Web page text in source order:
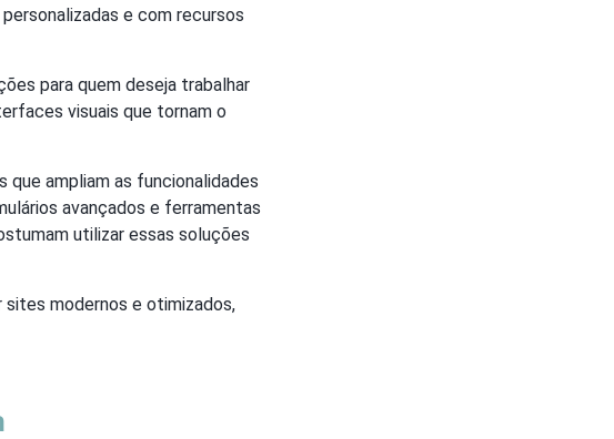
e com recursos
para quem deseja trabalhar
visuais que tornam o
ampliam as funcionalidades
avançados e ferramentas
utilizar essas soluções
modernos e otimizados,